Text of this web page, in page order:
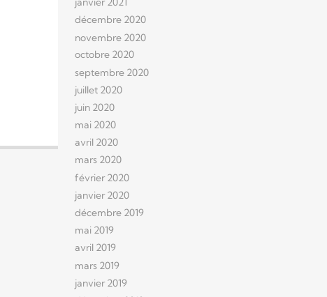
décembre 2020
novembre 2020
octobre 2020
septembre 2020
juillet 2020
juin 2020
mai 2020
avril 2020
mars 2020
février 2020
janvier 2020
décembre 2019
mai 2019
avril 2019
mars 2019
janvier 2019